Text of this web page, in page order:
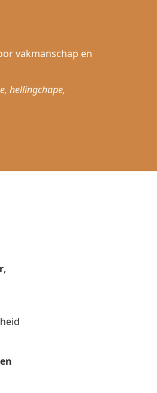
vakmanschap en
hellingchape,
,